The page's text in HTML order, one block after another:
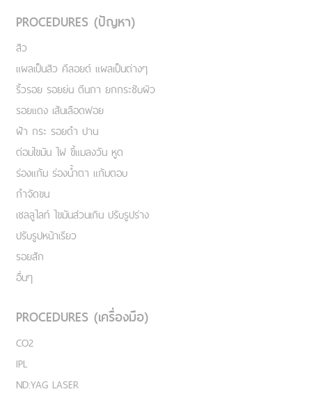
PROCEDURES (ปัญหา)
สิว
แผลเป็นสิว คีลอยด์ แผลเป็นต่างๆ
ริ้วรอย รอยย่น ตีนกา ยกกระชับผิว
รอยแดง เส้นเลือดฟอย
ฝ้า กระ รอยดำ ปาน
ต่อมไขมัน ไฝ ขี้แมลงวัน หูด
ร่องแก้ม ร่องน้ำตา แก้มตอบ
กำจัดขน
เชลลูไลท์ ไขมันส่วนเกิน ปรับรูปร่าง
ปรับรูปหน้าเรียว
รอยสัก
อื่นๆ
PROCEDURES (เครื่องมือ)
CO2
IPL
ND:YAG LASER